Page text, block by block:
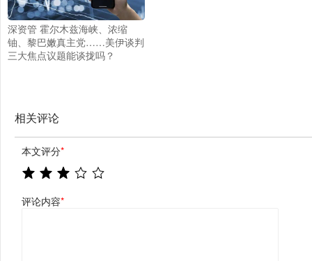
深资管 霍尔木兹海峡、浓缩
铀、黎巴嫩真主党……美伊谈判
三大焦点议题能谈拢吗？
相关评论
本文评分*
评论内容*